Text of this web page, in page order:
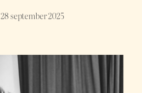
28 september 2025